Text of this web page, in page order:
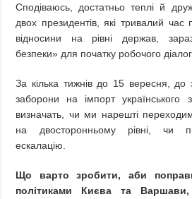
Сподіваюсь, достатньо теплі й
двох президентів, які тривалий час
відносини на рівні держав,
безпеки» для початку робочого
За кілька тижнів до 15 вересня, до
заборони на імпорт українського
визначать, чи ми нарешті
на двосторонньому рівні, чи
ескалацію.
Що варто зробити, аби
політиками Києва та